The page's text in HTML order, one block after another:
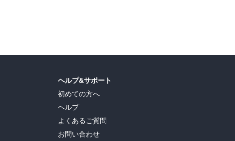
ヘルプ&サポート
初めての方へ
ヘルプ
よくあるご質問
お問い合わせ